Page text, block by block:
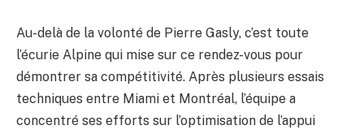
Au-delà de la volonté de Pierre Gasly, c’est toute
l’écurie Alpine qui mise sur ce rendez-vous pour
démontrer sa compétitivité. Après plusieurs essais
techniques entre Miami et Montréal, l’équipe a
concentré ses efforts sur l’optimisation de l’appui